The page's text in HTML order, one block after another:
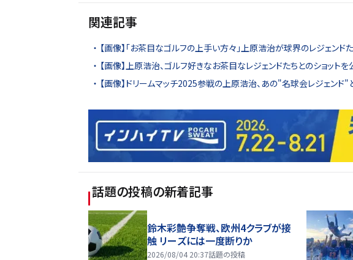
関連記事
【画像】「お茶目なゴルフの上手い方々」上原浩治が球界のレジェンド
【画像】上原浩治、ゴルフ好きなお茶目なレジェンドたちとのショットを
【画像】ドリームマッチ2025参戦の上原浩治、あの"名球会レジェンド"
話題の投稿の新着記事
鈴木彩艶争奪戦、欧州4クラブが接
触 リーズには一度断りか
2026/08/04 20:37話題の投稿